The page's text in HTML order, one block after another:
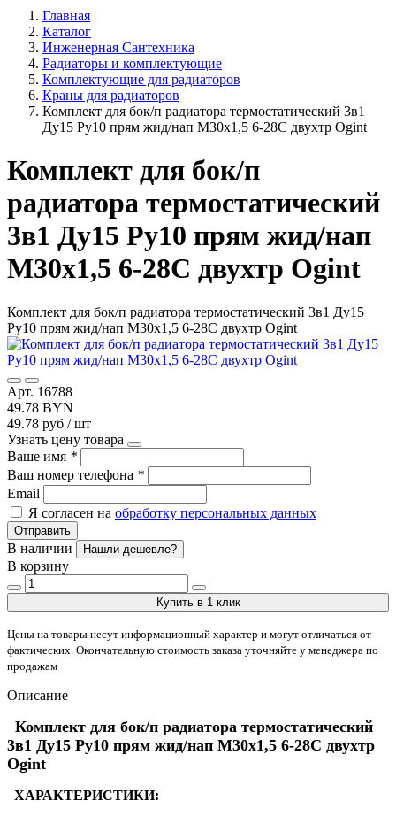
Главная
Каталог
Инженерная Сантехника
Радиаторы и комплектующие
Комплектующие для радиаторов
Краны для радиаторов
Комплект для бок/п радиатора термостатический 3в1
Ду15 Ру10 прям жид/нап М30х1,5 6-28C двухтр Ogint
Комплект для бок/п
радиатора термостатический
3в1 Ду15 Ру10 прям жид/нап
М30х1,5 6-28C двухтр Ogint
Комплект для бок/п радиатора термостатический 3в1 Ду15
Ру10 прям жид/нап М30х1,5 6-28C двухтр Ogint
Арт. 16788
49.78 BYN
49.78 руб / шт
Узнать цену товара
Ваше имя *
Ваш номер телефона *
Email
Я согласен на обработку персональных данных
Отправить
В наличии Нашли дешевле?
В корзину
Купить в 1 клик
Цены на товары несут информационный характер и могут отличаться от
фактических. Окончательную стоимость заказа уточняйте у менеджера по
продажам
Описание
Комплект для бок/п радиатора термостатический
3в1 Ду15 Ру10 прям жид/нап М30х1,5 6-28C двухтр
Ogint
ХАРАКТЕРИСТИКИ: